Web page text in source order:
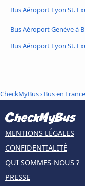
Bus Aéroport Lyon St.
Bus Aéroport Genève à
Bus Aéroport Lyon St.
CheckMyBus› Bus en France
MENTIONS LÉGALES
CONFIDENTIALITÉ
QUI SOMMES-NOUS ?
PRESSE